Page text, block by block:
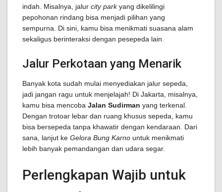
indah. Misalnya, jalur city parkyang dikelilingi
pepohonan rindang bisa menjadi pilihan yang
sempurna. Di sini, kamu bisa menikmati suasana alam
sekaligus berinteraksi dengan pesepeda lain.
Jalur Perkotaan yang Menarik
Banyak kota sudah mulai menyediakan jalur sepeda,
jadi jangan ragu untuk menjelajah! Di Jakarta, misalnya,
kamu bisa mencoba Jalan Sudirman yang terkenal.
Dengan trotoar lebar dan ruang khusus sepeda, kamu
bisa bersepeda tanpa khawatir dengan kendaraan. Dari
sana, lanjut ke Gelora Bung Karno untuk menikmati
lebih banyak pemandangan dan udara segar.
Perlengkapan Wajib untuk